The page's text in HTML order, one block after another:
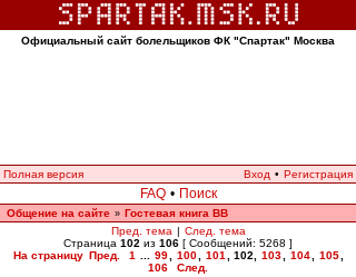
Официальный сайт болельщиков ФК "Спартак" Москва
Полная версия Вход • Регистрация
FAQ • Поиск
Общение на сайте » Гостевая книга ВВ
Пред. тема | След. тема
Страница 102 из 106 [ Сообщений: 5268 ]
На страницу Пред. 1 99 100 101 102 103 104 105
106
След.